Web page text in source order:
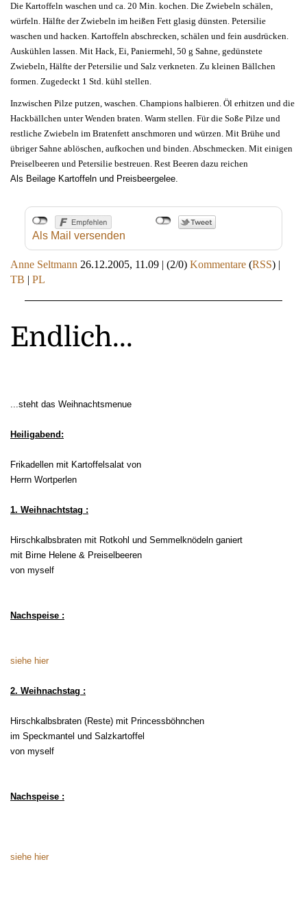
Die Kartoffeln waschen und ca. 20 Min. kochen. Die Zwiebeln schälen,
würfeln. Hälfte der Zwiebeln im heißen Fett glasig dünsten. Petersilie
waschen und hacken. Kartoffeln abschrecken, schälen und fein ausdrücken.
Auskühlen lassen. Mit Hack, Ei, Paniermehl, 50 g Sahne, gedünstete
Zwiebeln, Hälfte der Petersilie und Salz verkneten. Zu kleinen Bällchen
formen. Zugedeckt 1 Std. kühl stellen.
Inzwischen Pilze putzen, waschen. Champions halbieren. Öl erhitzen und die
Hackbällchen unter Wenden braten. Warm stellen. Für die Soße Pilze und
restliche Zwiebeln im Bratenfett anschmoren und würzen. Mit Brühe und
übriger Sahne ablöschen, aufkochen und binden. Abschmecken. Mit einigen
Preiselbeeren und Petersilie bestreuen. Rest Beeren dazu reichen
Als Beilage Kartoffeln und Preisbeergelee.
Als Mail versenden
Anne Seltmann 26.12.2005, 11.09 | (2/0) Kommentare (RSS) |
TB | PL
Endlich...
...steht das Weihnachtsmenue
Heiligabend:
Frikadellen mit Kartoffelsalat von
Herrn Wortperlen
1. Weihnachtstag :
Hirschkalbsbraten mit Rotkohl und Semmelknödeln ganiert
mit Birne Helene & Preiselbeeren
von myself
Nachspeise :
siehe hier
2. Weihnachstag :
Hirschkalbsbraten (Reste) mit Princessböhnchen
im Speckmantel und Salzkartoffel
von myself
Nachspeise :
siehe hier